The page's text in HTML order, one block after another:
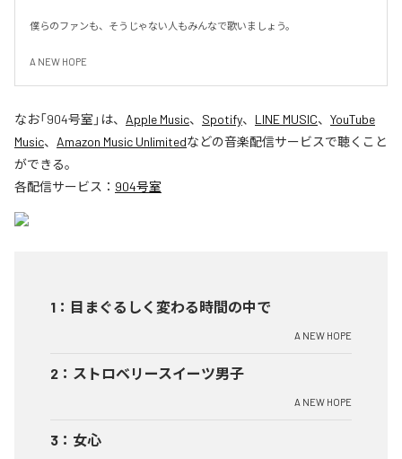
僕らのファンも、そうじゃない人もみんなで歌いましょう。
A NEW HOPE
なお「904号室 」は、 Apple Music、 Spotify、 LINE MUSIC、 YouTube
Music、 Amazon Music Unlimitedなどの音楽配信サービスで聴くこと
ができる。
各配信サービス： 904号室
1 ： 目まぐるしく変わる時間の中で
A NEW HOPE
2 ： ストロベリースイーツ男子
A NEW HOPE
3 ： 女心